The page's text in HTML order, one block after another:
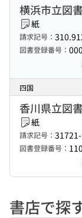
横浜市立図
紙
請求記号：
図書登録番号：
四国
香川県立図
紙
請求記号：
図書登録番号：
書店で探